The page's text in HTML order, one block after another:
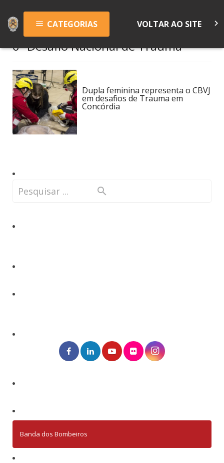
menu CATEGORIAS VOLTAR AO SITE keyboard_arrow_right
6º Desafio Nacional de Trauma
Dupla feminina representa o CBVJ
em desafios de Trauma em
Concórdia
Banda dos Bombeiros